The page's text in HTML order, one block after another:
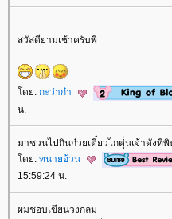
สวัสดียามเช้าครับพี่
ดย: กะว่าก๋า
น.
มาชวนไปกินก๋วยเตี๋ยวไกตุ่๋นเจ้าดังที่
ดย: ทนายอ้วน
15:59:24 น.
ผมชอบเขียนวงกลม